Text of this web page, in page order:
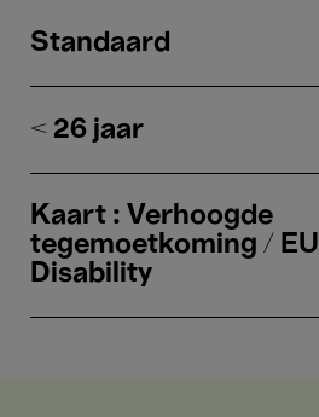
Standaard
< 26 jaar
Kaart : Verhoogde
tegemoetkoming / EU
Disability